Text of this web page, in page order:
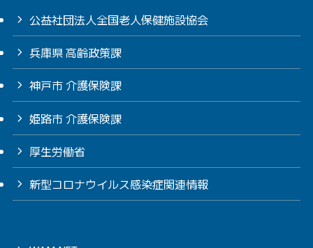
公益社団法人全国老人保健施設協会
兵庫県 高齢政策課
神戸市 介護保険課
姫路市 介護保険課
厚生労働省
新型コロナウイルス感染症関連情報